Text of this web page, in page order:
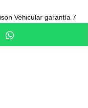
Vehicular garantía 7
se adjuntan unas